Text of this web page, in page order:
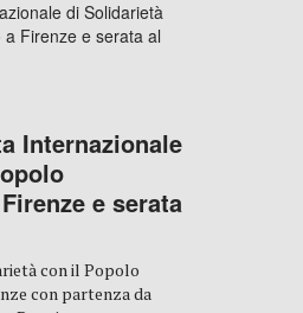
Internazionale
e serata
con il Popolo
con partenza da